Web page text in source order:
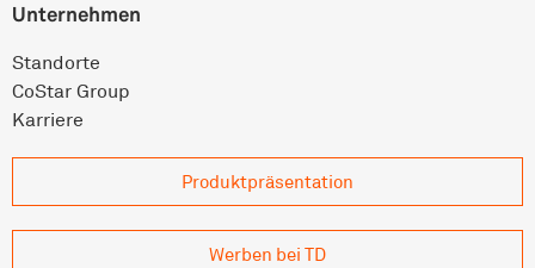
Unternehmen
Standorte
CoStar Group
Karriere
Produkt­präsentation
Werben bei TD